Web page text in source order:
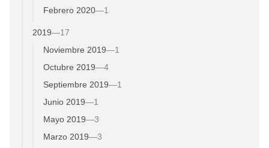
Febrero 2020—1
2019—17
Noviembre 2019—1
Octubre 2019—4
Septiembre 2019—1
Junio 2019—1
Mayo 2019—3
Marzo 2019—3